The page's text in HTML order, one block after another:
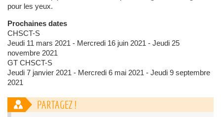
pour les yeux.
Prochaines dates
CHSCT-S
Jeudi 11 mars 2021 - Mercredi 16 juin 2021 - Jeudi 25
novembre 2021
GT CHSCT-S
Jeudi 7 janvier 2021 - Mercredi 6 mai 2021 - Jeudi 9 septembre
2021
PARTAGEZ !